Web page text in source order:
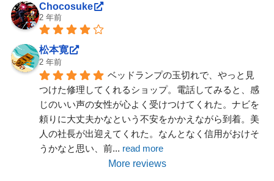
Chocosuke
2 年前
松本寛
2 年前
ベッドランプの玉切れで、やっと見
つけた修理してくれるショップ。電話してみると、感
じのいい声の女性が心よく受けつけてくれた。ナビを
頼りに大丈夫かなという不安をかかえながら到着。美
人の社長が出迎えてくれた。なんとなく信用がおけそ
うかなと思い、前... read more
More reviews